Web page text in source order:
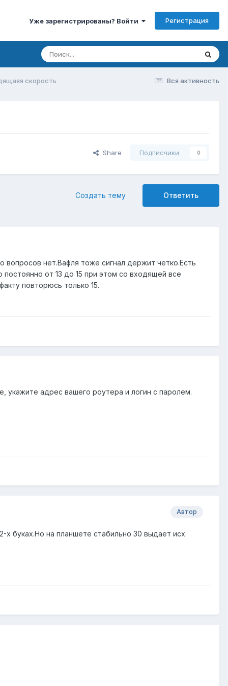
Уже зарегистрированы? Войти Регистрация
Вся активность
скорость
Share Подписчики 0
Ответить
Создать тему
нет.Вафля тоже сигнал держит четко.Есть
от 13 до 15 при этом со входящей все
повторюсь только 15.
укажите адрес вашего роутера и логин с паролем.
Автор
буках.Но на планшете стабильно 30 выдает исх.